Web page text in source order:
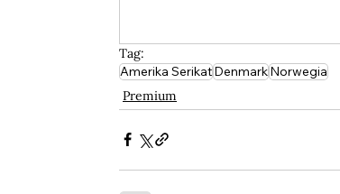
Tag:
Amerika SerikatDenmarkNorwegia
Premium